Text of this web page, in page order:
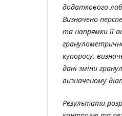
додаткового
Визначено
та напрямки її
купоросу,
дані зміни
визначеному
Результати